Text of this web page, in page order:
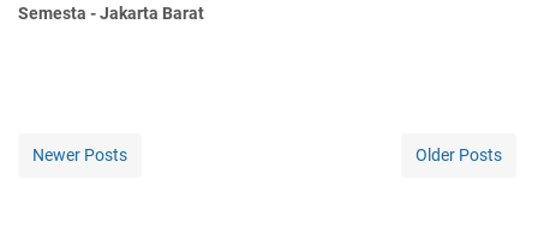
Semesta - Jakarta Barat
Newer Posts Older Posts